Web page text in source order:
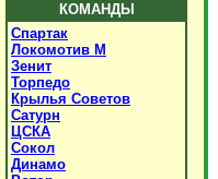
КОМАНДЫ
Спартак
Локомотив М
Зенит
Торпедо
Крылья Советов
Сатурн
ЦСКА
Сокол
Динамо